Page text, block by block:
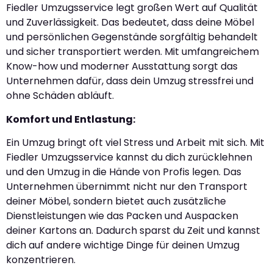
Fiedler Umzugsservice legt großen Wert auf Qualität
und Zuverlässigkeit. Das bedeutet, dass deine Möbel
und persönlichen Gegenstände sorgfältig behandelt
und sicher transportiert werden. Mit umfangreichem
Know-how und moderner Ausstattung sorgt das
Unternehmen dafür, dass dein Umzug stressfrei und
ohne Schäden abläuft.
Komfort und Entlastung:
Ein Umzug bringt oft viel Stress und Arbeit mit sich. Mit
Fiedler Umzugsservice kannst du dich zurücklehnen
und den Umzug in die Hände von Profis legen. Das
Unternehmen übernimmt nicht nur den Transport
deiner Möbel, sondern bietet auch zusätzliche
Dienstleistungen wie das Packen und Auspacken
deiner Kartons an. Dadurch sparst du Zeit und kannst
dich auf andere wichtige Dinge für deinen Umzug
konzentrieren.